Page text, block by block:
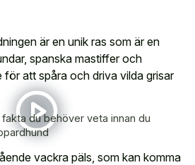
är en unik ras som är en
spanska mastiffer och
för att spåra och driva vilda grisar
fakta du behöver veta innan du
vackra päls, som kan komma